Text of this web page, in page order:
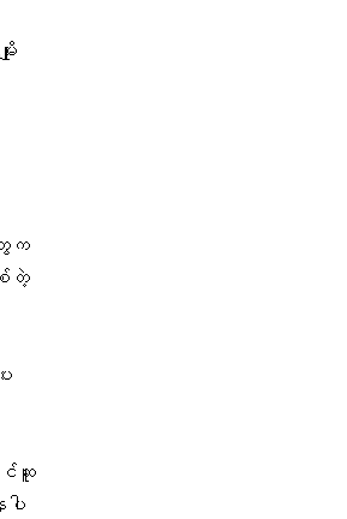
း
က
စ်တဲ့
ဆူ
ါ